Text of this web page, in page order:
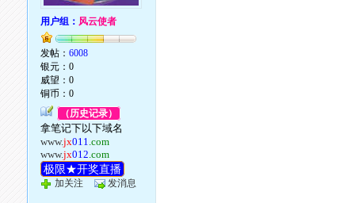
用户组： 风云使者
发帖：6008
银元：0
威望：0
铜币：0
（历史记录）
拿笔记下以下域名
www.jx011.com
www.jx012.com
极限★开奖直播
加关注 发消息